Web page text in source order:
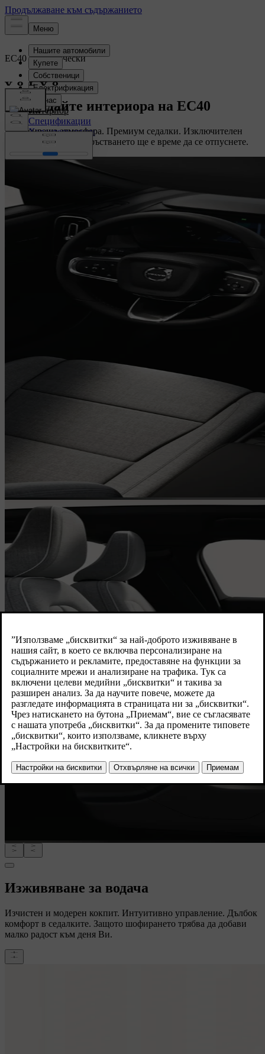
EC40 Електрически
Преглед
Интериор
Спецификации
Характеристики
Конфигуриране на вашия
Разгледайте интериора на EC40
Релаксираща атмосфера. Премиум седалки. Изключителен
звук. В този SUV задръстването ще е време да се отпуснете.
Изживяване за водача
Изчистен и модерен кокпит. Интуитивно управление. Дълбок
комфорт в седалките. Защото шофирането трябва да добави
малко радост към деня Ви.